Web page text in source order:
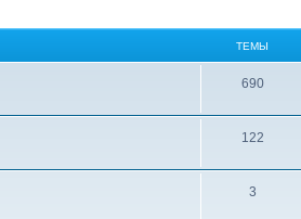
ТЕМЫ
690
122
3